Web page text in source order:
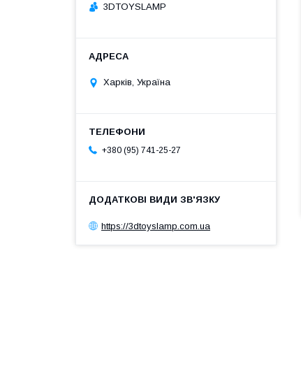
3DTOYSLAMP
Харків, Україна
+380 (95) 741-25-27
https://3dtoyslamp.com.ua